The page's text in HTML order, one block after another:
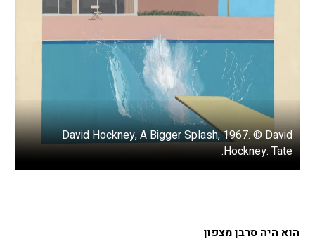
David Hockney, A Bigger Splash, 1967. © David
Hockney. Tate.
הוא היה סרבן מצפון